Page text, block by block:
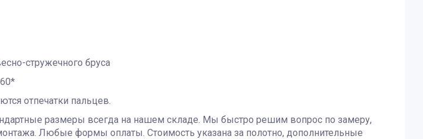
стружечного бруса
отпечатки пальцев.
размеры всегда на нашем складе. Мы быстро решим вопрос по замеру,
Любые формы оплаты. Стоимость указана за полотно, дополнительные